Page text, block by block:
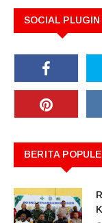
SOCIAL PLUGIN
BERITA